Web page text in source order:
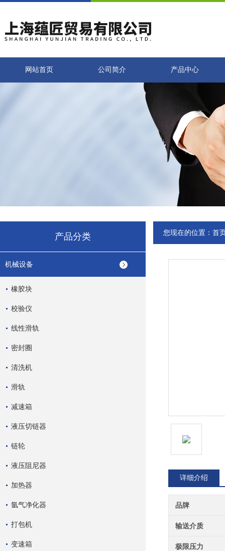
网站首页 公司简介 产品中心
产品分类
机械设备
橡胶块
校验仪
线性滑轨
密封圈
清洗机
滑轨
减速箱
液压切链器
链轮
液压阻尼器
加热器
氩气净化器
打包机
变速箱
您现在的位置： 首
详细介绍
品牌
输送介质
极限压力